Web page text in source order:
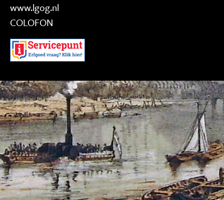
www.lgog.nl
COLOFON